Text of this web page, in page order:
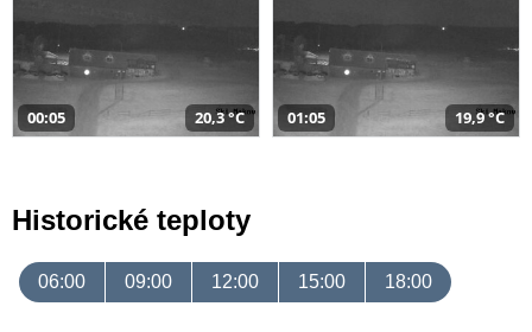
00:05 20,3 °C 01:05 19,9 °C
Historické teploty
06:00 09:00 12:00 15:00 18:00